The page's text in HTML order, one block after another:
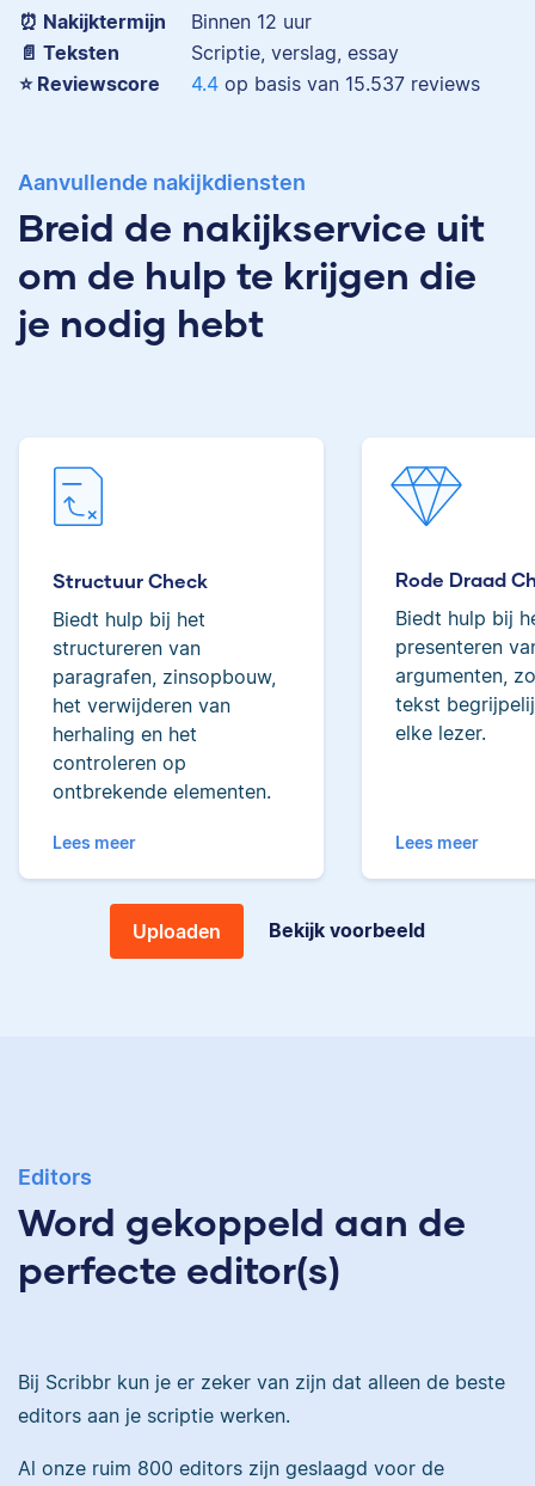
⏰ Nakijktermijn
Binnen 12 uur
📄 Teksten
Scriptie, verslag, essay
⭐️ Reviewscore
4.4 op basis van 15.537 reviews
Aanvullende nakijkdiensten
Breid de nakijkservice uit
om de hulp te krijgen die
je nodig hebt
Structuur Check
Biedt hulp bij het
structureren van
paragrafen, zinsopbouw,
het verwijderen van
herhaling en het
controleren op
ontbrekende elementen.
Lees meer
Rode Draad
Biedt hulp bij
presenteren
argumenten,
tekst
elke lezer.
Lees meer
Uploaden Bekijk voorbeeld
Editors
Word gekoppeld aan de
perfecte editor(s)
Bij Scribbr kun je er zeker van zijn dat alleen de beste
editors aan je scriptie werken.
Al onze ruim 800 editors zijn geslaagd voor de
woorden heeft
geredigeerd.
Erica heeft Nederlands
tot de top van Scribbrs
Yves
Yves heeft een MSc in
Econometrie, is
heeft gewerkt als
bij Scribbr waar ze al
meer dan 2,5 miljoen
woorden heeft
Erica
gestudeerd, heeft als
junior onderzoeker
gewerkt bij Tilburg
University en is nu
Lilianne
Lilianne heeft Engels
gestudeerd, is docent
journalistiek en heeft
als Scribbr-editor al
meer dan 600
Ingrid
geredigeerd.